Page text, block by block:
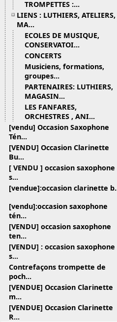
TROMPETTES :...
LIENS : LUTHIERS, ATELIERS,
MA...
ECOLES DE MUSIQUE,
CONSERVATOI...
CONCERTS
Musiciens, formations,
groupes...
PARTENAIRES: LUTHIERS,
MAGASIN...
LES FANFARES,
ORCHESTRES , ANI...
[vendu] Occasion Saxophone
Tén...
[VENDU] Occasion Clarinette
Bu...
[ VENDU ] occasion saxophone
s...
[vendue]:occasion clarinette
[vendu]:occasion saxophone
tén...
[VENDU] occasion saxophone
ten...
[VENDU] : occasion saxophone
s...
Contrefaçons trompette de
poch...
[VENDUE] Occasion Clarinette
m...
[VENDUE] Occasion Clarinette
R...